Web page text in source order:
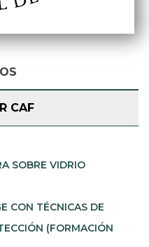
CAF
SOBRE VIDRIO
CON TÉCNICAS DE
(FORMACIÓN